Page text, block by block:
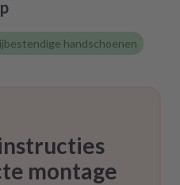
handschoenen
montage